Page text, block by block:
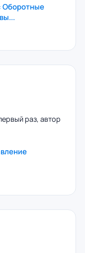
Оборотные
раз, автор